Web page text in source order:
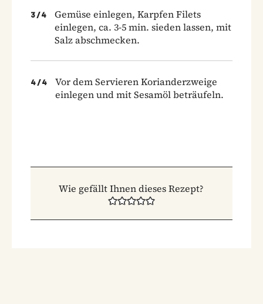
3 /4
Gemüse einlegen, Karpfen Filets
einlegen, ca. 3-5 min. sieden lassen, mit
Salz abschmecken.
4 /4
Vor dem Servieren Korianderzweige
einlegen und mit Sesamöl beträufeln.
Wie gefällt Ihnen dieses Rezept?